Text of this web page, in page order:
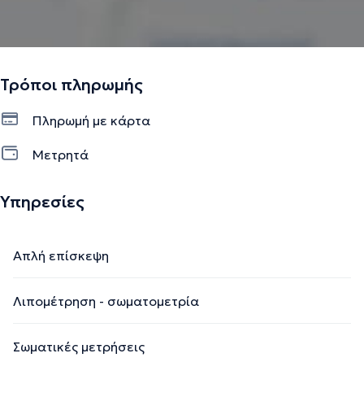
Τρόποι πληρωμής
Πληρωμή με κάρτα
Μετρητά
Υπηρεσίες
Απλή επίσκεψη
Λιπομέτρηση - σωματομετρία
Σωματικές μετρήσεις